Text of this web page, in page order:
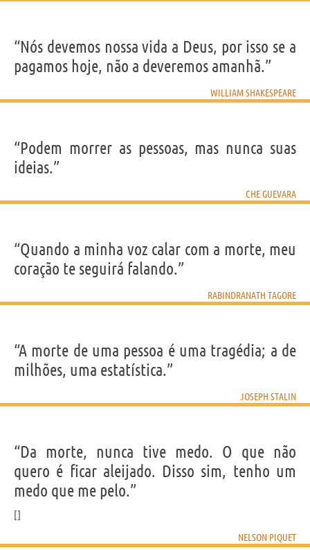
“Nós devemos nossa vida a Deus, por isso se a
pagamos hoje, não a deveremos amanhã.”
WILLIAM SHAKESPEARE
“Podem morrer as pessoas, mas nunca suas
ideias.”
CHE GUEVARA
“Quando a minha voz calar com a morte, meu
coração te seguirá falando.”
RABINDRANATH TAGORE
“A morte de uma pessoa é uma tragédia; a de
milhões, uma estatística.”
JOSEPH STALIN
“Da morte, nunca tive medo. O que não
quero é ficar aleijado. Disso sim, tenho um
medo que me pelo.”
NELSON PIQUET